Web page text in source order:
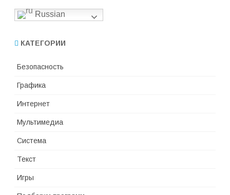
Russian
КАТЕГОРИИ
Безопасность
Графика
Интернет
Мультимедиа
Система
Текст
Игры